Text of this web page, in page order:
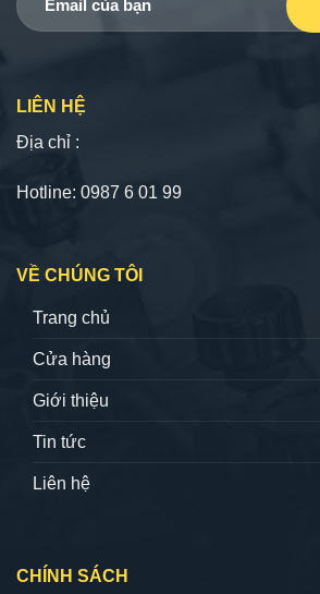
LIÊN HỆ
Địa chỉ :
Hotline: 0987 6 01 99
VỀ CHÚNG TÔI
Trang chủ
Cửa hàng
Giới thiệu
Tin tức
Liên hệ
CHÍNH SÁCH